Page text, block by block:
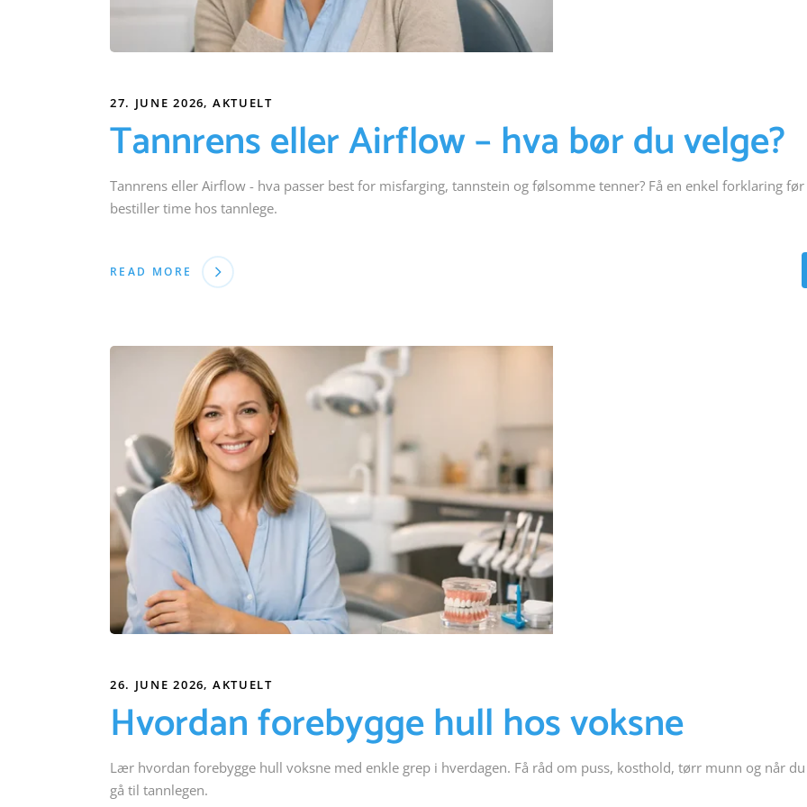
27. JUNE 2026 AKTUELT
Tannrens eller Airflow – hva bør du velge?
Tannrens eller Airflow - hva passer best for misfarging, tannstein og følsomme tenner? Få en enkel forklaring
bestiller time hos tannlege.
READ MORE
26. JUNE 2026 AKTUELT
Hvordan forebygge hull hos voksne
Lær hvordan forebygge hull voksne med enkle grep i hverdagen. Få råd om puss, kosthold, tørr munn og når
gå til tannlegen.